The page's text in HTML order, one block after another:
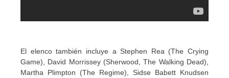
El elenco también incluye a Stephen Rea (The Crying
Game), David Morrissey (Sherwood, The Walking Dead),
Martha Plimpton (The Regime), Sidse Babett Knudsen